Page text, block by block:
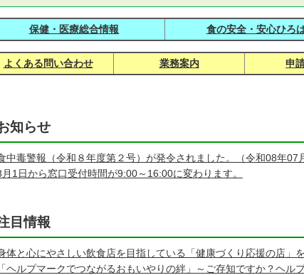
保健・医療総合情報 食の安全・安心ひろ
よくある問い合わせ 業務案内 申
知らせ
中毒警報（令和８年度第２号）が発令されました。（令和08年07
月1日から窓口受付時間が9:00～16:00に変わります。
目情報
体と心にやさしい飲食店を目指している「健康づくり応援の店」を
ヘルプマークでつながるおもいやりの絆」～ご存知ですか？ヘル